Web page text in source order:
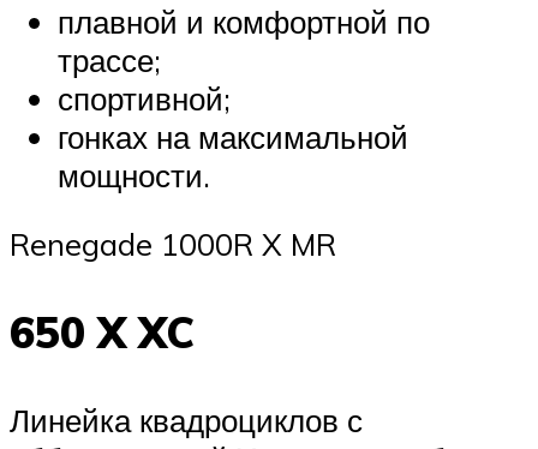
плавной и комфортной по
трассе;
спортивной;
гонках на максимальной
мощности.
Renegade 1000R X MR
650 X XC
Линейка квадроциклов с